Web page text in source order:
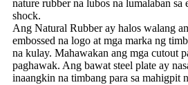
nature rubber na lubos na lumalaban sa
shock.
Ang Natural Rubber ay halos walang
embossed na logo at mga marka ng
na kulay. Mahawakan ang mga cutout
paghawak. Ang bawat steel plate ay
inaangkin na timbang para sa mahigpit